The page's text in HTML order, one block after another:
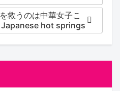
救うのは中華女子こ
hot springs